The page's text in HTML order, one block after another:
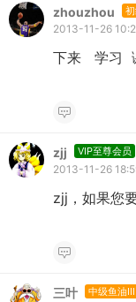
zhouzhou
2013-11-26
下来 学习
zjj VIP至尊会员
2013-11-26
zjj，如果您
三叶 中级鱼油III